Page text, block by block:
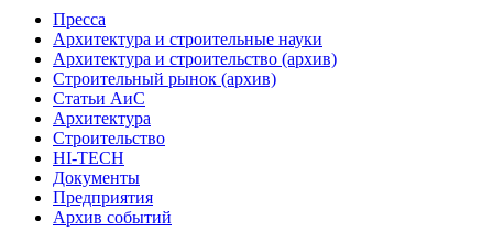
Пресса
Архитектура и строительные науки
Архитектура и строительство (архив)
Строительный рынок (архив)
Статьи АиС
Архитектура
Строительство
HI-TECH
Документы
Предприятия
Архив событий